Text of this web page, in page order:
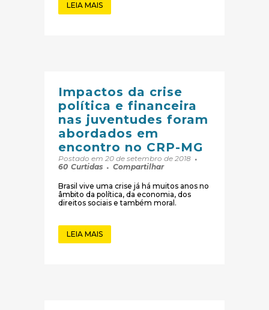
LEIA MAIS
Impactos da crise
política e financeira
nas juventudes foram
abordados em
encontro no CRP-MG
Postado em 20 de setembro de 2018
60 Curtidas Compartilhar
Brasil vive uma crise já há muitos anos no
âmbito da política, da economia, dos
direitos sociais e também moral.
LEIA MAIS